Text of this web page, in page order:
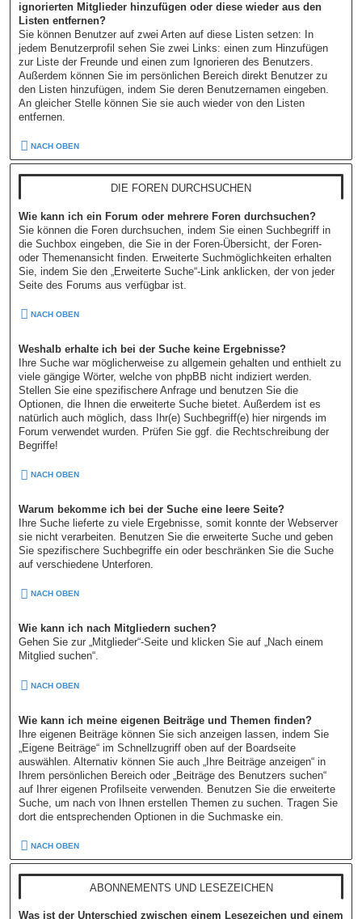
ignorierten Mitglieder hinzufügen oder diese wieder aus den
Listen entfernen?
Sie können Benutzer auf zwei Arten auf diese Listen setzen: In
jedem Benutzerprofil sehen Sie zwei Links: einen zum Hinzufügen
zur Liste der Freunde und einen zum Ignorieren des Benutzers.
Außerdem können Sie im persönlichen Bereich direkt Benutzer zu
den Listen hinzufügen, indem Sie deren Benutzernamen eingeben.
An gleicher Stelle können Sie sie auch wieder von den Listen
entfernen.
NACH OBEN
DIE FOREN DURCHSUCHEN
Wie kann ich ein Forum oder mehrere Foren durchsuchen?
Sie können die Foren durchsuchen, indem Sie einen Suchbegriff in
die Suchbox eingeben, die Sie in der Foren-Übersicht, der Foren-
oder Themenansicht finden. Erweiterte Suchmöglichkeiten erhalten
Sie, indem Sie den „Erweiterte Suche“-Link anklicken, der von jeder
Seite des Forums aus verfügbar ist.
NACH OBEN
Weshalb erhalte ich bei der Suche keine Ergebnisse?
Ihre Suche war möglicherweise zu allgemein gehalten und enthielt zu
viele gängige Wörter, welche von phpBB nicht indiziert werden.
Stellen Sie eine spezifischere Anfrage und benutzen Sie die
Optionen, die Ihnen die erweiterte Suche bietet. Außerdem ist es
natürlich auch möglich, dass Ihr(e) Suchbegriff(e) hier nirgends im
Forum verwendet wurden. Prüfen Sie ggf. die Rechtschreibung der
Begriffe!
NACH OBEN
Warum bekomme ich bei der Suche eine leere Seite?
Ihre Suche lieferte zu viele Ergebnisse, somit konnte der Webserver
sie nicht verarbeiten. Benutzen Sie die erweiterte Suche und geben
Sie spezifischere Suchbegriffe ein oder beschränken Sie die Suche
auf verschiedene Unterforen.
NACH OBEN
Wie kann ich nach Mitgliedern suchen?
Gehen Sie zur „Mitglieder“-Seite und klicken Sie auf „Nach einem
Mitglied suchen“.
NACH OBEN
Wie kann ich meine eigenen Beiträge und Themen finden?
Ihre eigenen Beiträge können Sie sich anzeigen lassen, indem Sie
„Eigene Beiträge“ im Schnellzugriff oben auf der Boardseite
auswählen. Alternativ können Sie auch „Ihre Beiträge anzeigen“ in
Ihrem persönlichen Bereich oder „Beiträge des Benutzers suchen“
auf Ihrer eigenen Profilseite verwenden. Benutzen Sie die erweiterte
Suche, um nach von Ihnen erstellen Themen zu suchen. Tragen Sie
dort die entsprechenden Optionen in die Suchmaske ein.
NACH OBEN
ABONNEMENTS UND LESEZEICHEN
Was ist der Unterschied zwischen einem Lesezeichen und einem